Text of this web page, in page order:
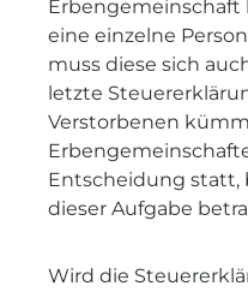
Erbengemeinschaft
eine einzelne
muss diese sich
letzte
Verstorbenen
Entscheidung statt,
dieser Aufgabe
Wird die